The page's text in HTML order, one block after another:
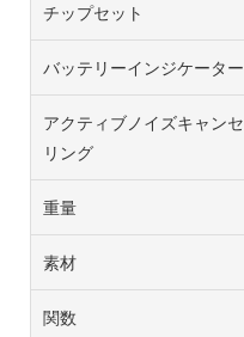
チップセット
バッテリーインジケーター
アクティブノイズキャンセ
リング
重量
素材
関数